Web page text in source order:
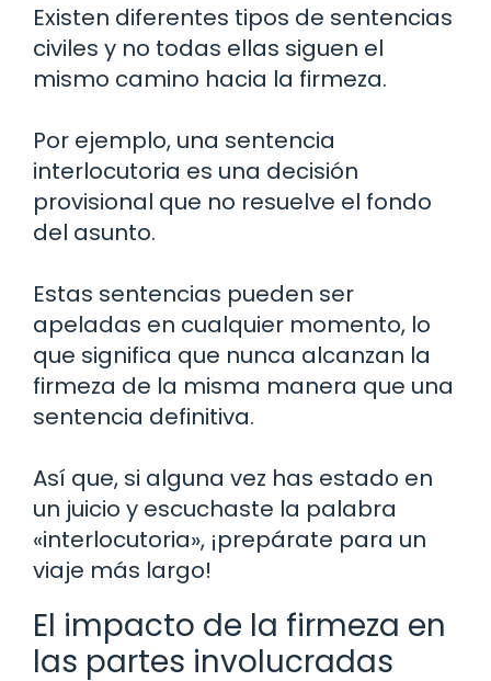
Existen diferentes tipos de sentencias
civiles y no todas ellas siguen el
mismo camino hacia la firmeza.
Por ejemplo, una sentencia
interlocutoria es una decisión
provisional que no resuelve el fondo
del asunto.
Estas sentencias pueden ser
apeladas en cualquier momento, lo
que significa que nunca alcanzan la
firmeza de la misma manera que una
sentencia definitiva.
Así que, si alguna vez has estado en
un juicio y escuchaste la palabra
«interlocutoria», ¡prepárate para un
viaje más largo!
El impacto de la firmeza en
las partes involucradas